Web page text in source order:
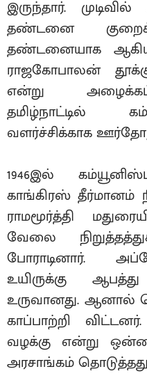
இருந்தார்.
தண்டனை
தண்டனையாக
ராஜகோபாலன்
என்று
தமிழ்நாட்டில்
வளர்ச்சிக்காக
1946இல்
காங்கிரஸ் தீர்மானம்
ராமமூர்த்தி
வேலை
போராடினார்.
உயிருக்கு
உருவானது.
காப்பாற்றி
வழக்கு என்று
அரசாங்கம்